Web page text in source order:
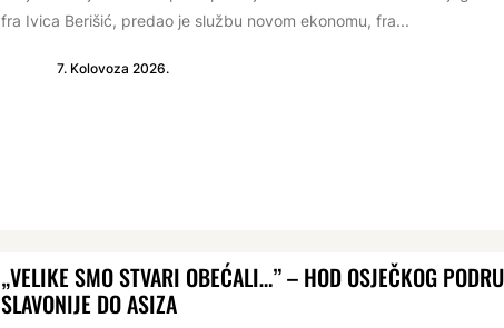
fra Ivica Berišić, predao je službu novom ekonomu, fra...
7. Kolovoza 2026.
„VELIKE SMO STVARI OBEĆALI…” – HOD OSJEČKOG
SLAVONIJE DO ASIZA